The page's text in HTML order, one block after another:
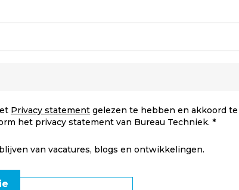
Privacy statement gelezen te hebben en akkoord
het privacy statement van Bureau Techniek.
van vacatures, blogs en ontwikkelingen.